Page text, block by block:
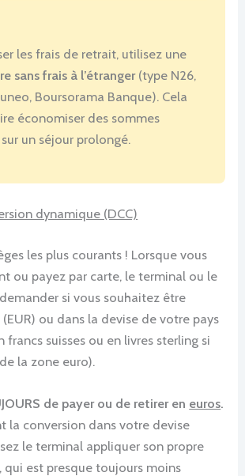
les frais de retrait, utilisez une
sans frais à l’étranger(type N26,
Boursorama Banque). Cela
économiser des sommes
un séjour prolongé.
dynamique (DCC)
les plus courants ! Lorsque vous
ou payez par carte, le terminal ou le
si vous souhaitez être
ou dans la devise de votre pays
francs suisses ou en livres sterling si
la zone euro).
de payer ou de retirer en euros.
la conversion dans votre devise
le terminal appliquer son propre
qui est presque toujours moins